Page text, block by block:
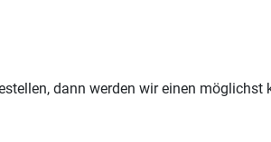
dann werden wir einen